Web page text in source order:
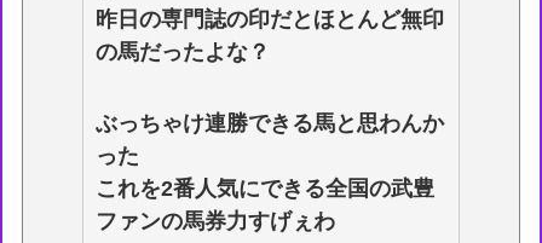
昨日の専門誌の印だとほとんど無印
の馬だったよな？
ぶっちゃけ連勝できる馬と思わんか
った
これを2番人気にできる全国の武豊
ファンの馬券力すげぇわ